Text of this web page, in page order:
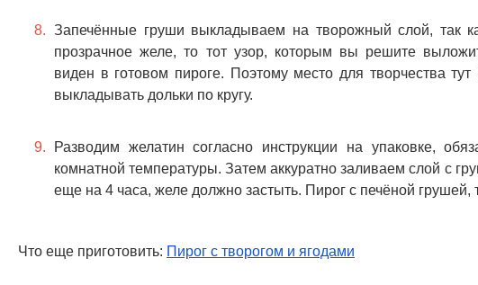
Запечённые груши выкладываем на творожный слой, так
прозрачное желе, то тот узор, которым вы решите
виден в готовом пироге. Поэтому место для творчества
выкладывать дольки по кругу.
Разводим желатин согласно инструкции на упаковке,
комнатной температуры. Затем аккуратно заливаем слой с
еще на 4 часа, желе должно застыть. Пирог с печёной грушей,
Что еще приготовить: Пирог с творогом и ягодами